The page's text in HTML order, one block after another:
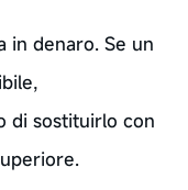
in denaro. Se un
di sostituirlo con